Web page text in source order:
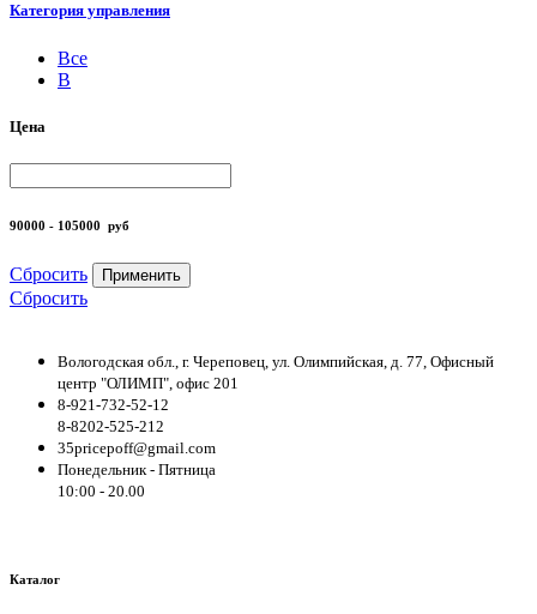
Категория управления
Все
B
Цена
90000 - 105000 руб
Сбросить Применить
Сбросить
Вологодская обл., г. Череповец, ул. Олимпийская, д. 77, Офисный
центр "ОЛИМП", офис 201
8-921-732-52-12
8-8202-525-212
35pricepoff@gmail.com
Понедельник - Пятница
10:00 - 20.00
Каталог